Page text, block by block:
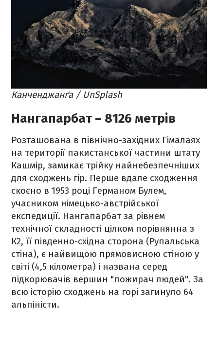
Канченджанґа / UnSplash
Нангапарбат – 8126 метрів
Розташована в північно-західних Гімалаях
на території пакистанської частини штату
Кашмір, замикає трійку найнебезпечніших
для сходжень гір. Перше вдале сходження
скоєно в 1953 році Германом Булем,
учасником німецько-австрійської
експедиції. Нангапарбат за рівнем
технічної складності цілком порівнянна з
К2, її південно-східна сторона (Рупальська
стіна), є найвищою прямовисною стіною у
світі (4,5 кілометра) і названа серед
підкорювачів вершин "пожирач людей". За
всю історію сходжень на горі загинуло 64
альпіністи.